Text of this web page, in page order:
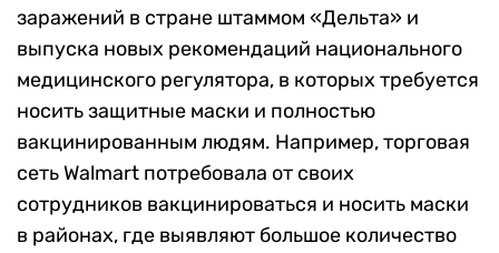
заражений в стране штаммом «Дельта» и
выпуска новых рекомендаций национального
медицинского регулятора, в которых требуется
носить защитные маски и полностью
вакцинированным людям. Например, торговая
сеть Walmart потребовала от своих
сотрудников вакцинироваться и носить маски
в районах, где выявляют большое количество